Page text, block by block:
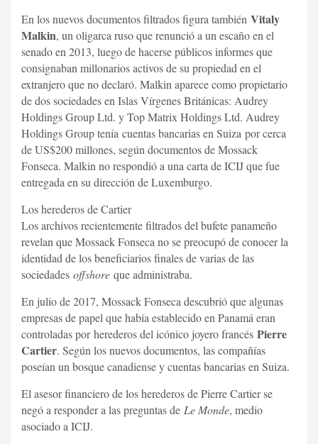
En los nuevos documentos filtrados figura también Vitaly
Malkin, un oligarca ruso que renunció a un escaño en el
senado en 2013, luego de hacerse públicos informes que
consignaban millonarios activos de su propiedad en el
extranjero que no declaró. Malkin aparece como propietario
de dos sociedades en Islas Vírgenes Británicas: Audrey
Holdings Group Ltd. y Top Matrix Holdings Ltd. Audrey
Holdings Group tenía cuentas bancarias en Suiza por cerca
de US$200 millones, según documentos de Mossack
Fonseca. Malkin no respondió a una carta de ICIJ que fue
entregada en su dirección de Luxemburgo.
Los herederos de Cartier
Los archivos recientemente filtrados del bufete panameño
revelan que Mossack Fonseca no se preocupó de conocer la
identidad de los beneficiarios finales de varias de las
sociedades offshore que administraba.
En julio de 2017, Mossack Fonseca descubrió que algunas
empresas de papel que había establecido en Panamá eran
controladas por herederos del icónico joyero francés Pierre
Cartier. Según los nuevos documentos, las compañías
poseían un bosque canadiense y cuentas bancarias en Suiza.
El asesor financiero de los herederos de Pierre Cartier se
negó a responder a las preguntas de Le Monde, medio
asociado a ICIJ.